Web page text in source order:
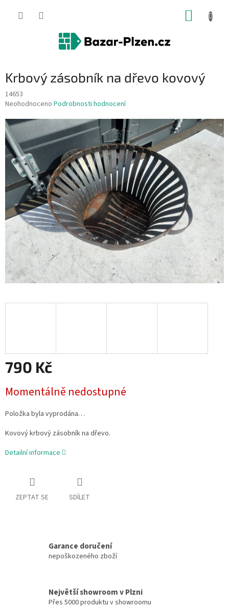
Krbový zásobník na dřevo kovový
14653
Průměrné
produktu
je
0,0
z
hvězdiček.
Neohodnoceno Podrobnosti hodnocení
790 Kč
cena:
Momentálně nedostupné
Položka byla vyprodána…
Kovový krbový zásobník na dřevo.
Detailní informace
ZEPTAT SE SDÍLET
Garance doručení
nepoškozeného zboží
Největší showroom v Plzni
Přes 5000 produktu v showroomu